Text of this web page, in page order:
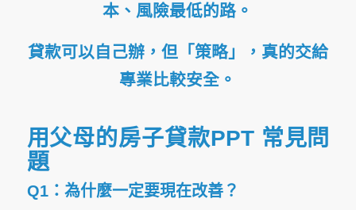
本、風險最低的路。
貸款可以自己辦，但「策略」，真的交給
專業比較安全。
用父母的房子貸款PPT 常見問
題
Q1：為什麼一定要現在改善？